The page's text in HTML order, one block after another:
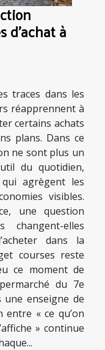
d’achat à
traces dans les
réapprennent à
certains achats
plans. Dans ce
ne sont plus un
du quotidien,
agrègent les
visibles.
une question
changent-elles
dans la
courses reste
ce moment de
du 7e
une enseigne de
entre « ce qu’on
» continue